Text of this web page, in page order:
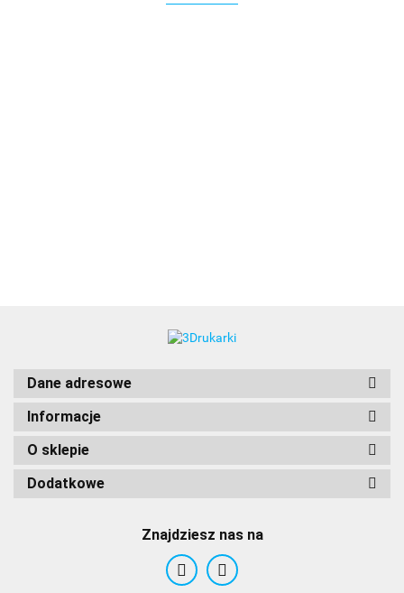
Dane adresowe
Informacje
O sklepie
Dodatkowe
Znajdziesz nas na